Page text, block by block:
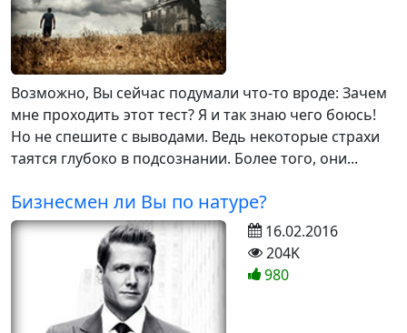
Возможно, Вы сейчас подумали что-то вроде: Зачем
мне проходить этот тест? Я и так знаю чего боюсь!
Но не спешите с выводами. Ведь некоторые страхи
таятся глубоко в подсознании. Более того, они...
Бизнесмен ли Вы по натуре?
16.02.2016
204K
980